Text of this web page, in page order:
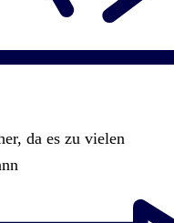
da es zu vielen